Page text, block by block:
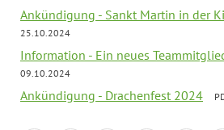
Ankündigung - Sankt Martin in der
25.10.2024
Information - Ein neues
09.10.2024
Ankündigung - Drachenfest 2024